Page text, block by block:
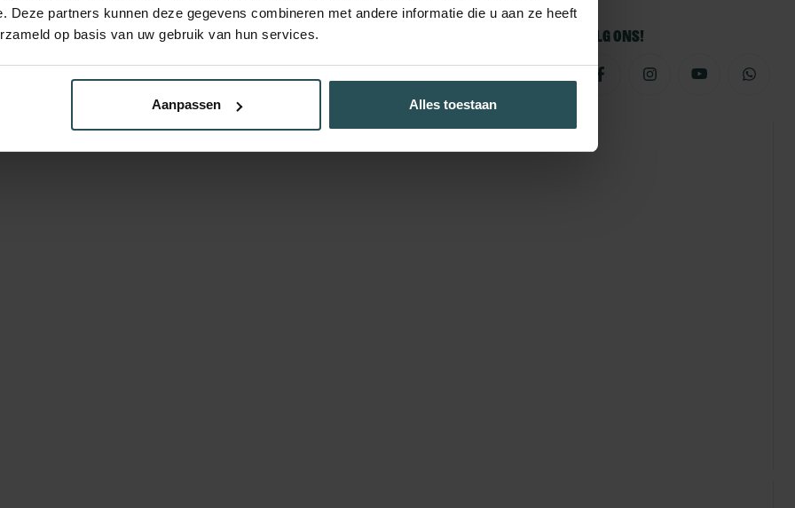
Deze partners kunnen deze gegevens combineren met andere informatie die u aan ze heeft
op basis van uw gebruik van hun services.
Aanpassen Alles toestaan
Volg ons!